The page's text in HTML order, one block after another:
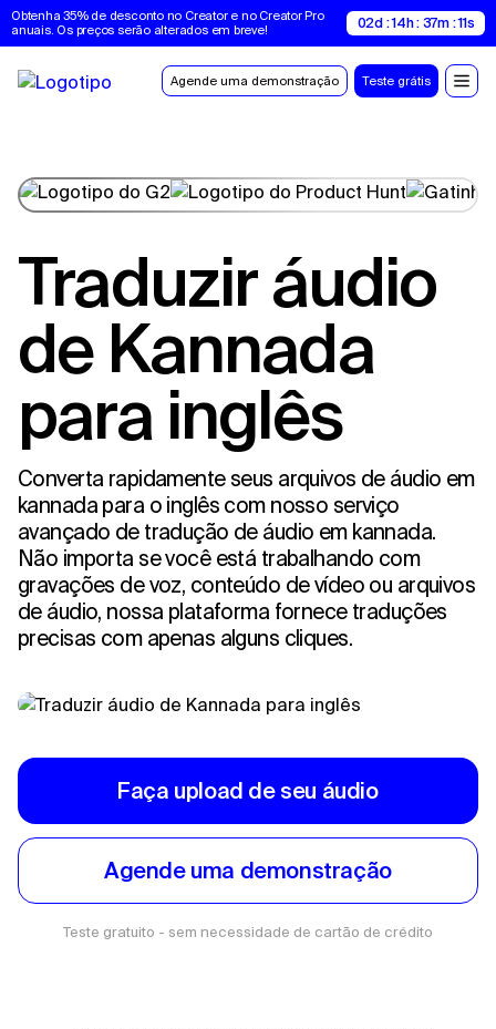
Obtenha 35% de desconto no Creator e no Creator Pro
anuais. Os preços serão alterados em breve!
02d : 14h : 37m : 11s
Agende uma demonstração Teste grátis
Traduzir áudio
de Kannada
para inglês
Converta rapidamente seus arquivos de áudio em
kannada para o inglês com nosso serviço
avançado de tradução de áudio em kannada.
Não importa se você está trabalhando com
gravações de voz, conteúdo de vídeo ou arquivos
de áudio, nossa plataforma fornece traduções
precisas com apenas alguns cliques.
Faça upload de seu áudio
Agende uma demonstração
Teste gratuito - sem necessidade de cartão de crédito